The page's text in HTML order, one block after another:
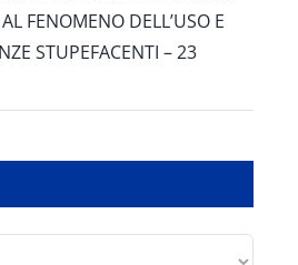
FENOMENO DELL’USO E
STUPEFACENTI – 23